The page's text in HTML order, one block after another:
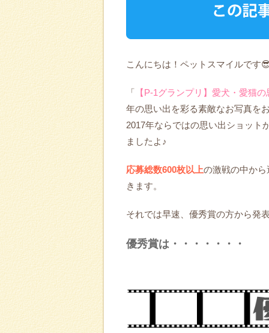
こんにちは！ペットスマイルです
「 【P-1グランプリ】愛犬・愛猫
年の思い出を彩る素敵なお写真を
2017年ならではの思い出ショッ
ましたよ♪
応募総数600枚以上の激戦の中か
きます。
それでは早速、優秀賞の方から発
優秀賞は・・・・・・・